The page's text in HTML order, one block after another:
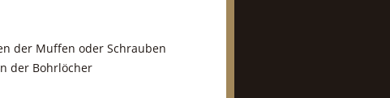
der Muffen oder Schrauben
der Bohrlöcher